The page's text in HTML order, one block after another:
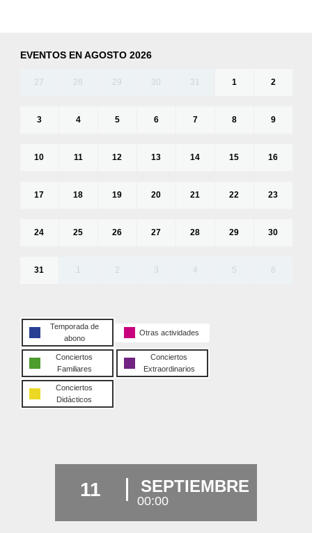
EVENTOS EN AGOSTO 2026
27 28 29 30 31 1 2
3 4 5 6 7 8 9
10 11 12 13 14 15 16
17 18 19 20 21 22 23
24 25 26 27 28 29 30
31 1 2 3 4 5 6
Temporada de
abono
Otras actividades
Conciertos
Familiares
Conciertos
Extraordinarios
Conciertos
Didácticos
11 SEPTIEMBRE
00:00